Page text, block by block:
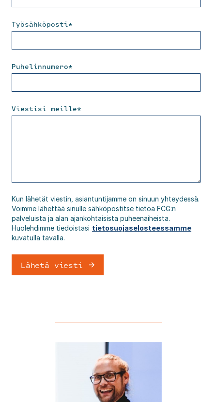
Työsähköposti*
Puhelinnumero*
Viestisi meille*
Kun lähetät viestin, asiantuntijamme on sinuun yhteydessä.
Voimme lähettää sinulle sähköpostitse tietoa FCG:n
palveluista ja alan ajankohtaisista puheenaiheista.
Huolehdimme tiedoistasi tietosuojaselosteessamme
kuvatulla tavalla.